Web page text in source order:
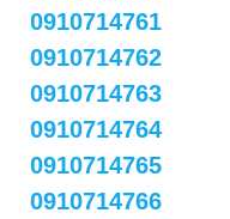
0910714761
0910714762
0910714763
0910714764
0910714765
0910714766